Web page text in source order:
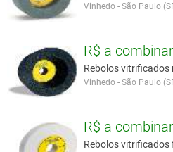
Vinhedo - São Paulo
R$ a combinar
Rebolos
Vinhedo - São Paulo
R$ a combinar
Rebolos